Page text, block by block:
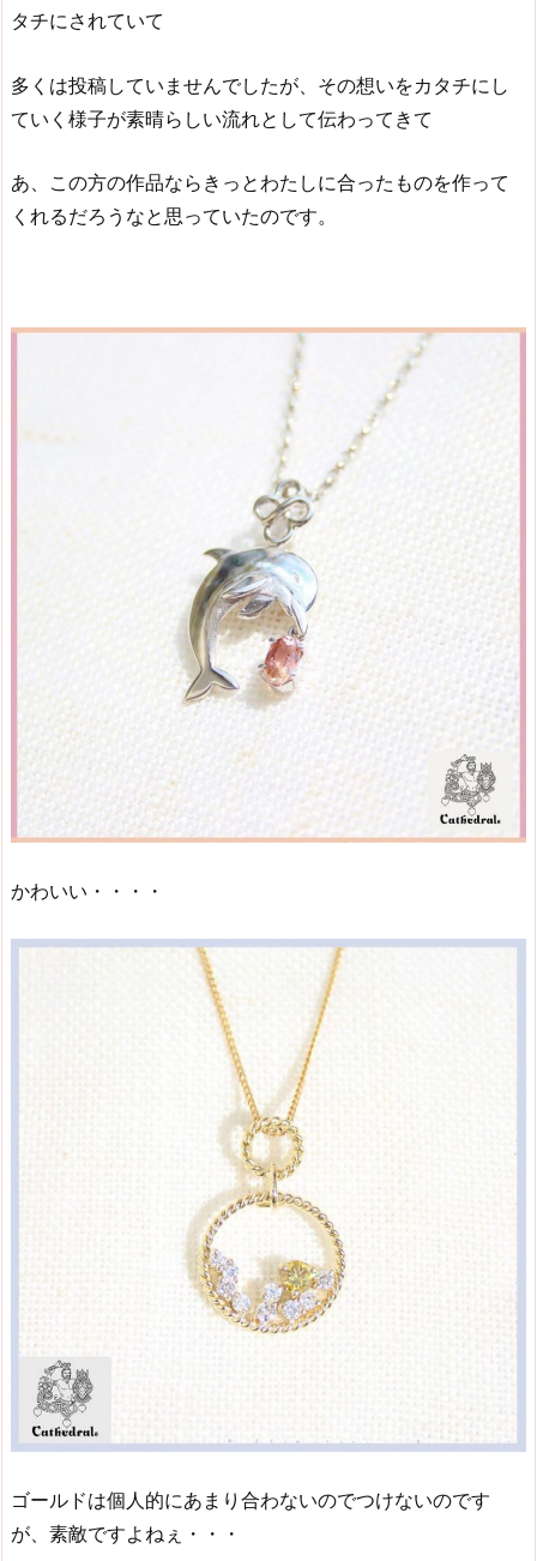
タチにされていて
多くは投稿していませんでしたが、その想いをカタチにし
ていく様子が素晴らしい流れとして伝わってきて
あ、この方の作品ならきっとわたしに合ったものを作って
くれるだろうなと思っていたのです。
かわいい・・・・
ゴールドは個人的にあまり合わないのでつけないのです
が、素敵ですよねぇ・・・